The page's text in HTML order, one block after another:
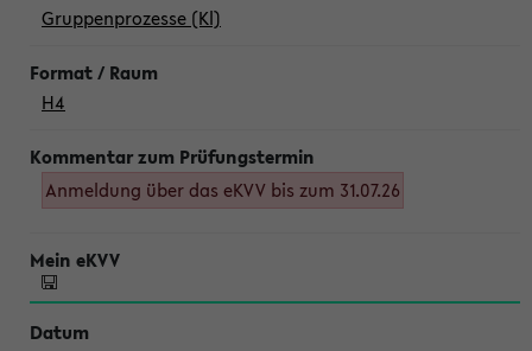
Gruppenprozesse (Kl)
H4
Anmeldung über das eKVV bis zum 31.07.26